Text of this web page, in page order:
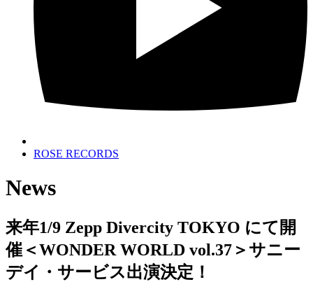
ROSE RECORDS
News
来年1/9 Zepp Divercity TOKYO にて開
催＜WONDER WORLD vol.37＞サニー
デイ・サービス出演決定！